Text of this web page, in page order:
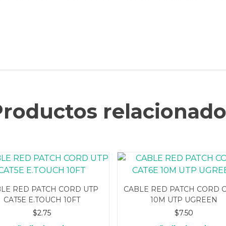
RED PATCH CORD UTP
CAT5E E.TOUCH 10FT
$2.75
CABLE RED PATCH CORD
10M UTP UGREEN
$7.50